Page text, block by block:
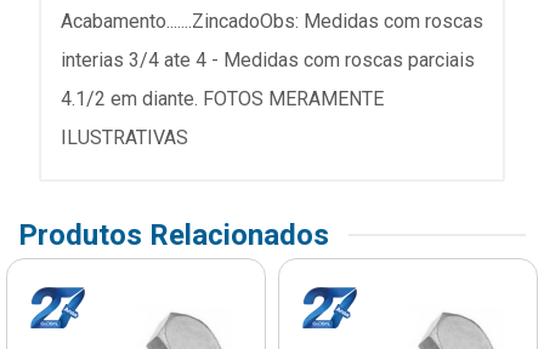
Acabamento.......ZincadoObs: Medidas com roscas
interias 3/4 ate 4 - Medidas com roscas parciais
4.1/2 em diante. FOTOS MERAMENTE
ILUSTRATIVAS
Produtos Relacionados